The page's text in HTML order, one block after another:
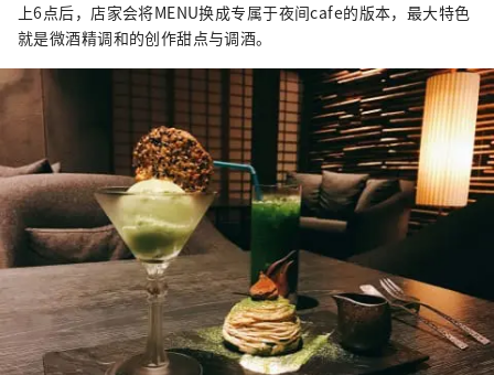
上6点后，店家会将MENU换成专属于夜间cafe的版本，最大特色
就是微酒精调和的创作甜点与调酒。